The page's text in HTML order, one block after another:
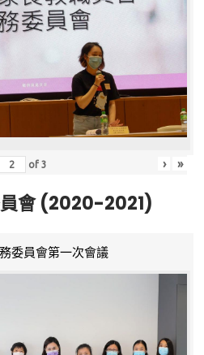
of3 › »
會 (2020-2021)
委員會第一次會議